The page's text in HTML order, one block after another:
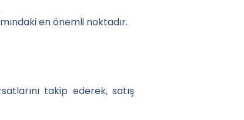
en önemli noktadır.
takip ederek, satış